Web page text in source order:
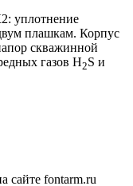
уплотнение
плашкам. Корпус
скважинной
газов H2S и